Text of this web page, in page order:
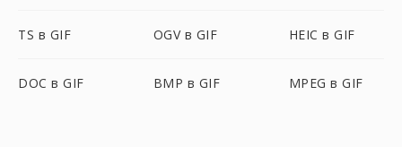
TS в GIF OGV в GIF HEIC в GIF
DOC в GIF BMP в GIF MPEG в GIF